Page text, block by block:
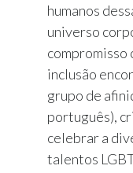
humanos
universo
compromisso
inclusão
grupo de
português),
celebrar a
talentos